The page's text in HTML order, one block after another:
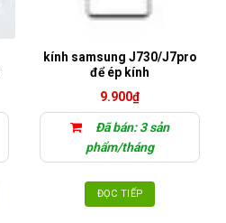
kính samsung J730/J7pro
để ép kính
9.900₫
Đã bán: 3 sản
phẩm/tháng
ĐỌC TIẾP